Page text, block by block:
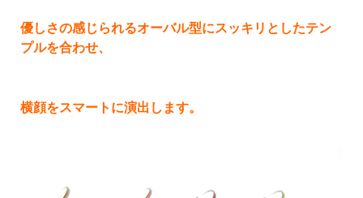
優しさの感じられるオーバル型にスッキリとしたテン
プルを合わせ、
横顔をスマートに演出します。